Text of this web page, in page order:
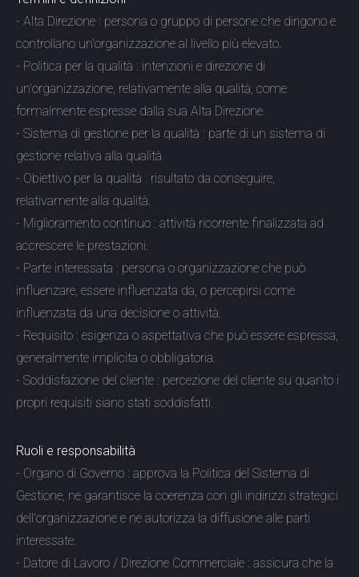
- Alta Direzione : persona o gruppo di persone che dirigono e
controllano un'organizzazione al livello più elevato.
- Politica per la qualità : intenzioni e direzione di
un'organizzazione, relativamente alla qualità, come
formalmente espresse dalla sua Alta Direzione.
- Sistema di gestione per la qualità : parte di un sistema di
gestione relativa alla qualità.
- Obiettivo per la qualità : risultato da conseguire,
relativamente alla qualità.
- Miglioramento continuo : attività ricorrente finalizzata ad
accrescere le prestazioni.
- Parte interessata : persona o organizzazione che può
influenzare, essere influenzata da, o percepirsi come
influenzata da una decisione o attività.
- Requisito : esigenza o aspettativa che può essere espressa,
generalmente implicita o obbligatoria.
- Soddisfazione del cliente : percezione del cliente su quanto i
propri requisiti siano stati soddisfatti.
Ruoli e responsabilità
- Organo di Governo : approva la Politica del Sistema di
Gestione, ne garantisce la coerenza con gli indirizzi strategici
dell'organizzazione e ne autorizza la diffusione alle parti
interessate.
- Datore di Lavoro / Direzione Commerciale : assicura che la